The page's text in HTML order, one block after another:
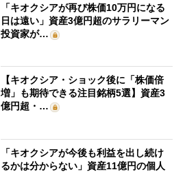
「キオクシアが再び株価10万円になる
日は遠い」資産3億円超のサラリーマン
投資家が…
【キオクシア・ショック後に「株価倍
増」も期待できる注目銘柄5選】資産3
億円超・…
「キオクシアが今後も利益を出し続け
るかは分からない」資産11億円の個人